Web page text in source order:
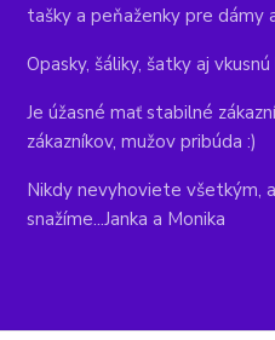
tašky a peňaženky pre dámy
Opasky, šáliky, šatky aj
Je úžasné mať stabilné
zákazníkov, mužov pribúda :)
Nikdy nevyhoviete všetkým,
snažíme...Janka a Monika